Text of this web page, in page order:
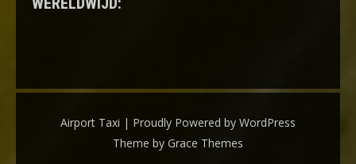
Airport Taxi | Proudly Powered by WordPress
Theme by Grace Themes